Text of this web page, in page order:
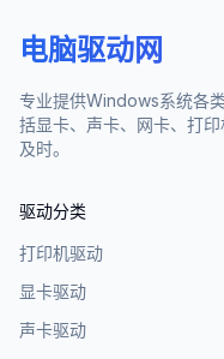
电脑驱动网
专业提供Windows系统各
括显卡、声卡、网卡、打
及时。
驱动分类
打印机驱动
显卡驱动
声卡驱动